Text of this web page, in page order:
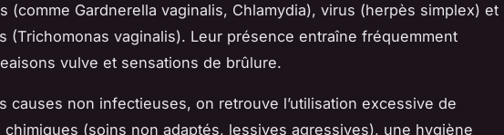
(comme Gardnerella vaginalis, Chlamydia), virus (herpès simplex) et
(Trichomonas vaginalis). Leur présence entraîne fréquemment
vulve et sensations de brûlure.
causes non infectieuses, on retrouve l’utilisation excessive de
chimiques (soins non adaptés, lessives agressives), une hygiène